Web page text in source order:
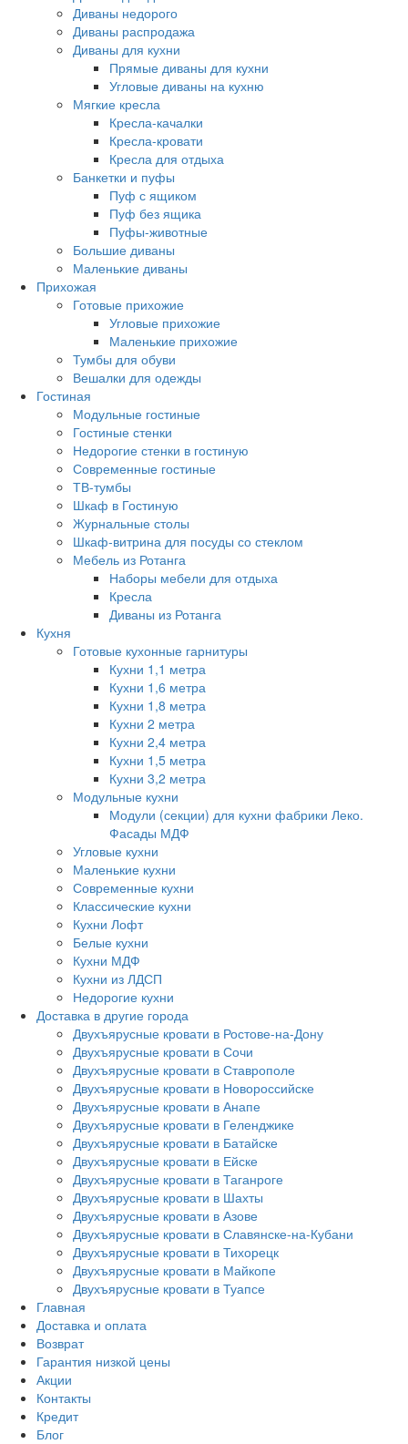
Диваны недорого
Диваны распродажа
Диваны для кухни
Прямые диваны для кухни
Угловые диваны на кухню
Мягкие кресла
Кресла-качалки
Кресла-кровати
Кресла для отдыха
Банкетки и пуфы
Пуф с ящиком
Пуф без ящика
Пуфы-животные
Большие диваны
Маленькие диваны
Прихожая
Готовые прихожие
Угловые прихожие
Маленькие прихожие
Тумбы для обуви
Вешалки для одежды
Гостиная
Модульные гостиные
Гостиные стенки
Недорогие стенки в гостиную
Современные гостиные
ТВ-тумбы
Шкаф в Гостиную
Журнальные столы
Шкаф-витрина для посуды со стеклом
Мебель из Ротанга
Наборы мебели для отдыха
Кресла
Диваны из Ротанга
Кухня
Готовые кухонные гарнитуры
Кухни 1,1 метра
Кухни 1,6 метра
Кухни 1,8 метра
Кухни 2 метра
Кухни 2,4 метра
Кухни 1,5 метра
Кухни 3,2 метра
Модульные кухни
Модули (секции) для кухни фабрики Леко.
Фасады МДФ
Угловые кухни
Маленькие кухни
Современные кухни
Классические кухни
Кухни Лофт
Белые кухни
Кухни МДФ
Кухни из ЛДСП
Недорогие кухни
Доставка в другие города
Двухъярусные кровати в Ростове-на-Дону
Двухъярусные кровати в Сочи
Двухъярусные кровати в Ставрополе
Двухъярусные кровати в Новороссийске
Двухъярусные кровати в Анапе
Двухъярусные кровати в Геленджике
Двухъярусные кровати в Батайске
Двухъярусные кровати в Ейске
Двухъярусные кровати в Таганроге
Двухъярусные кровати в Шахты
Двухъярусные кровати в Азове
Двухъярусные кровати в Славянске-на-Кубани
Двухъярусные кровати в Тихорецк
Двухъярусные кровати в Майкопе
Двухъярусные кровати в Туапсе
Главная
Доставка и оплата
Возврат
Гарантия низкой цены
Акции
Контакты
Кредит
Блог